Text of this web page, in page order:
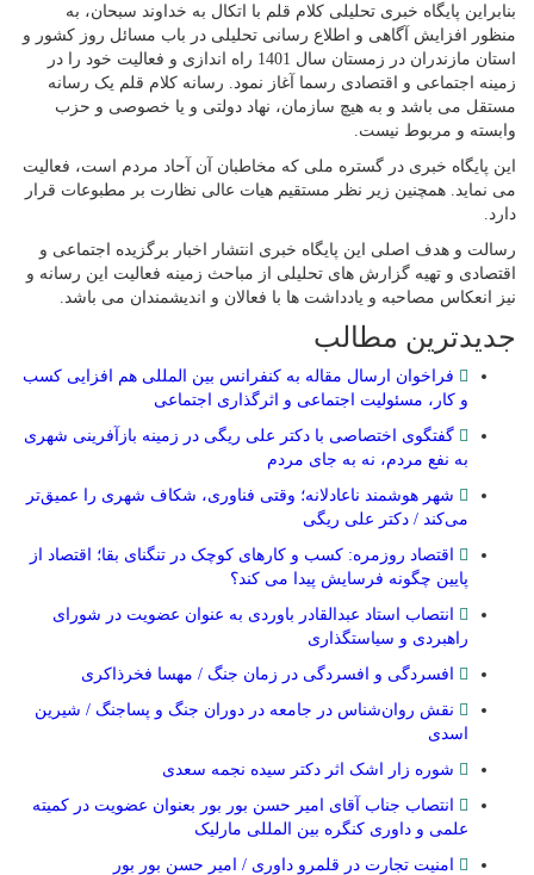
بنابراین پایگاه خبری تحلیلی کلام قلم با اتکال به خداوند سبحان، به
منظور افزایش آگاهی و اطلاع رسانی تحلیلی در باب مسائل روز کشور و
استان مازندران در زمستان سال 1401 راه اندازی و فعالیت خود را در
زمینه اجتماعی و اقتصادی رسما آغاز نمود. رسانه کلام قلم یک رسانه
مستقل می باشد و به هیچ سازمان، نهاد دولتی و یا خصوصی و حزب
وابسته و مربوط نیست.
این پایگاه خبری در گستره ملی که مخاطبان آن آحاد مردم است، فعالیت
می نماید. همچنین زیر نظر مستقیم هیات عالی نظارت بر مطبوعات قرار
دارد.
رسالت و هدف اصلی این پایگاه خبری انتشار اخبار برگزیده اجتماعی و
اقتصادی و تهیه گزارش های تحلیلی از مباحث زمینه فعالیت این رسانه و
نیز انعکاس مصاحبه و یادداشت ها با فعالان و اندیشمندان می باشد.
جدیدترین مطالب
فراخوان ارسال مقاله به کنفرانس بین المللی هم افزایی کسب
و کار، مسئولیت اجتماعی و اثرگذاری اجتماعی
گفتگوی اختصاصی با دکتر علی ریگی در زمینه بازآفرینی شهری
به نفع مردم، نه به جای مردم
شهر هوشمند ناعادلانه؛ وقتی فناوری، شکاف شهری را عمیق‌تر
می‌کند / دکتر علی ریگی
اقتصاد روزمره: کسب‌ و کارهای کوچک در تنگنای بقا؛ اقتصاد از
پایین چگونه فرسایش پیدا می کند؟
انتصاب استاد عبدالقادر باوردی به عنوان عضویت در شورای
راهبردی و سیاستگذاری
افسردگی و افسردگی در زمان جنگ / مهسا فخرذاکری
نقش روان‌شناس در جامعه در دوران جنگ و پساجنگ / شیرین
اسدی
شوره زار اشک اثر دکتر سیده نجمه سعدی
انتصاب جناب آقای امیر حسن بور بور بعنوان عضویت در کمیته
علمی و داوری کنگره بین المللی مارلیک
امنیت تجارت در قلمرو داوری / امیر حسن بور بور